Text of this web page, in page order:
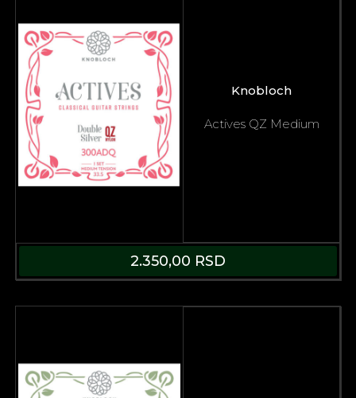
Knobloch
Actives QZ Medium
2.350,00 RSD